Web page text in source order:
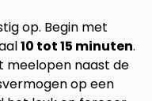
op. Begin met
10 tot 15 minuten.
meelopen naast de
op een